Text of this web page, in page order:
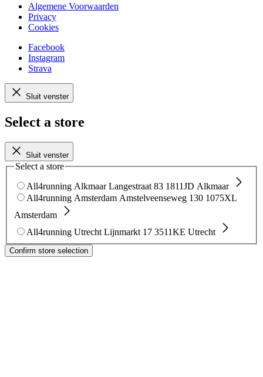
Algemene Voorwaarden
Privacy
Cookies
Facebook
Instagram
Strava
Sluit venster
Select a store
Sluit venster
Select a store
All4running Alkmaar Langestraat 83 1811JD Alkmaar
All4running Amsterdam Amstelveenseweg 130 1075XL
Amsterdam
All4running Utrecht Lijnmarkt 17 3511KE Utrecht
Confirm store selection